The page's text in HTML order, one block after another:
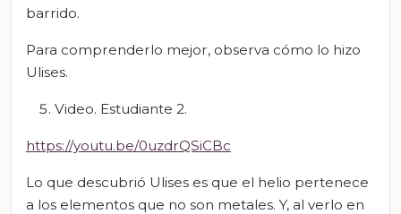
barrido.
Para comprenderlo mejor, observa cómo lo hizo
Ulises.
Video. Estudiante 2.
https://youtu.be/0uzdrQSiCBc
Lo que descubrió Ulises es que el helio pertenece
a los elementos que no son metales. Y, al verlo en